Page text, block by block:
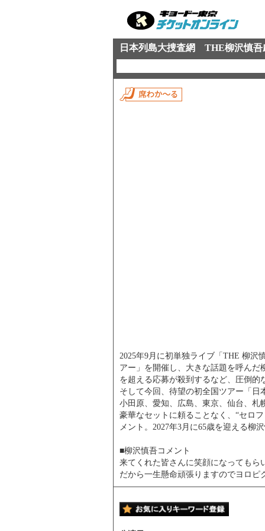
日本列島大捜査網 THE柳沢慎
2025年9月に初単独ライブ「THE 柳沢
アー」を開催し、大きな話題を呼んだ
を超える応募が殺到するなど、圧倒的
そして今回、待望の初全国ツアー「日
小田原、愛知、広島、東京、仙台、札
豪華なセットに頼ることなく、“セロ
メント。2027年3月に65歳を迎える柳
■柳沢慎吾コメント
来てくれた皆さんに笑顔になってもら
だから一生懸命頑張りますのでヨロピ